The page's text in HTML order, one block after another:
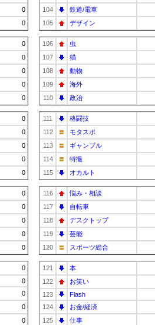
0
0
0
0
0
0
0
0
0
0
0
0
0
0
0
0
0
0
0
0
0
0
104
鉄道/電車
105
デザイン
106
虫
107
猫
108
動物
109
海外
110
政治
111
格闘技
112
モタスポ
113
ギャンブル
114
特撮
115
オカルト
116
悩み・相談
117
自転車
118
デスクトップ
119
芸能
120
スポーツ総合
121
本
122
お笑い
123
Flash
124
お金/経済
125
仕事